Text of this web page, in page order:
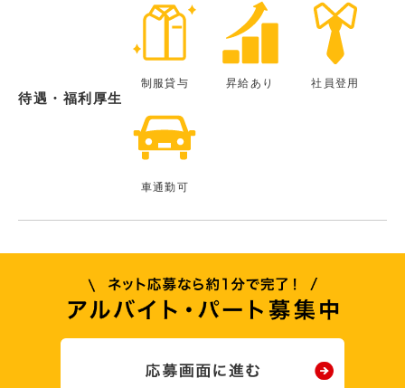
待遇・福利厚生
制服貸与 昇給あり 社員登用
車通勤可